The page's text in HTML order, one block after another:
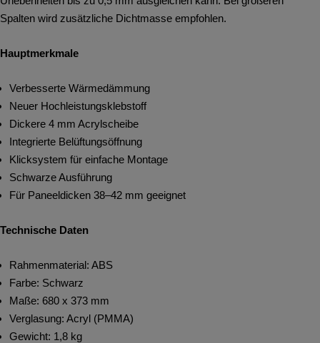
Spalten wird zusätzliche Dichtmasse empfohlen.
Hauptmerkmale
Verbesserte Wärmedämmung
Neuer Hochleistungsklebstoff
Dickere 4 mm Acrylscheibe
Integrierte Belüftungsöffnung
Klicksystem für einfache Montage
Schwarze Ausführung
Für Paneeldicken 38–42 mm geeignet
Technische Daten
Rahmenmaterial: ABS
Farbe: Schwarz
Maße: 680 x 373 mm
Verglasung: Acryl (PMMA)
Gewicht: 1,8 kg